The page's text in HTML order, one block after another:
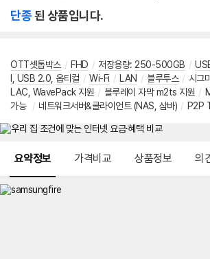
단종된 상품입니다.
OTT셋톱박스 / FHD / 저장용량: 250-500GB /
USB 2.0 옵티컬 / Wi-Fi / LAN / 블루투스 / 시그
LAC, WavePack 지원 / 블루레이 자막 m2ts 지원 /
가능 / 네트워크서버&클라이언트 (NAS, 삼바) / P2P
요약정보 가격비교 상품정보 의